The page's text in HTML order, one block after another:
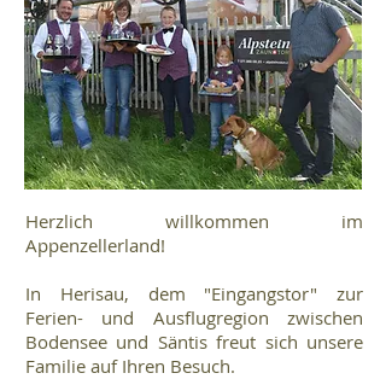
Herzlich willkommen im
Appenzellerland!
In Herisau, dem "Eingangstor" zur
Ferien- und Ausflugregion zwischen
Bodensee und Säntis freut sich unsere
Familie auf Ihren Besuch.